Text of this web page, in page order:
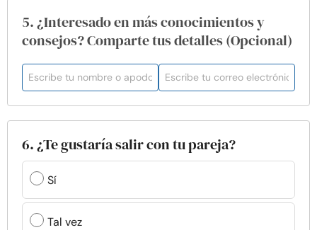
5. ¿Interesado en más conocimientos y
consejos? Comparte tus detalles (Opcional)
6. ¿Te gustaría salir con tu pareja?
Sí
Tal vez